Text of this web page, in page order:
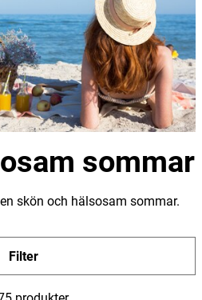
sommar
skön och hälsosam sommar.
Filter